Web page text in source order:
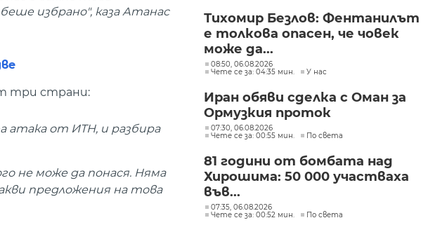
избрано", каза Атанас
три страни:
от ИТН, и разбира
не може да понася. Няма
предложения на това
Тихомир Безлов: Фентанилът
е толкова опасен, че човек
може да...
08:50, 06.08.2026
Чете се за: 04:35 мин.
У нас
Иран обяви сделка с Оман за
Ормузкия проток
07:30, 06.08.2026
Чете се за: 00:55 мин.
По света
81 години от бомбата над
Хирошима: 50 000 участваха
във...
07:35, 06.08.2026
Чете се за: 00:52 мин.
По света